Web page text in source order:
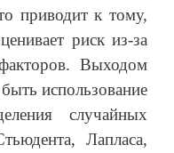
приводит к тому,
риск из-за
Выходом
использование
случайных
Лапласа,